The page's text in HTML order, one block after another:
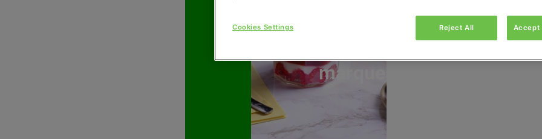
les
marques
Reject All Accept
Cookies Settings